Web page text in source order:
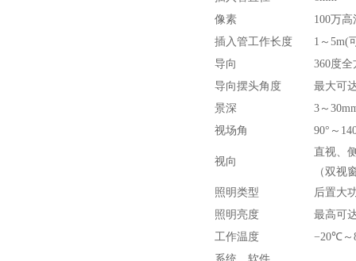
像素
100万高
插入管工作长度
1～5m(
导向
360度全
导向摆头角度
最大可
景深
3～
视场角
90°～
视向
直视、
（双视
照明类型
后置大
照明亮度
最高可
工作温度
−20℃